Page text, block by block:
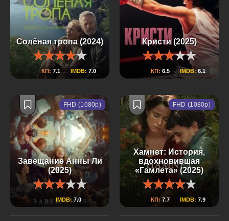
Солёная тропа (2024)
КП: 7.1 IMDB: 7.0
Кристи (2025)
КП: 6.5 IMDB: 6.1
Завещание Анны Ли
(2025)
IMDB:7.0
FHD (1080p)
Хамнет: История,
вдохновившая
«Гамлета» (2025)
КП: 7.7 IMDB: 7.9
FHD (1080p)